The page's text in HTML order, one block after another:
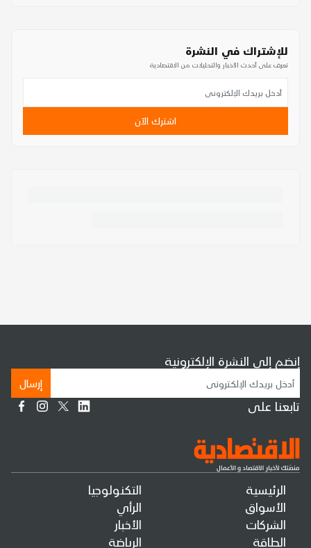
للإشتراك في النشرة
تعرف على أحدث الأخبار والتحليلات من الاقتصادية
اشترك الآن
الرئيسية
الأسواق
الشركات
الطاقة
التكنولوجيا
الرأي
الأخبار
الرياضة
إنضم إلى النشرة الإلكترونية
إرسال
تابعنا على